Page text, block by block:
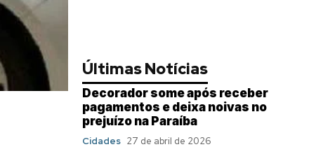
Últimas Notícias
Decorador some após receber
pagamentos e deixa noivas no
prejuízo na Paraíba
Cidades 27 de abril de 2026